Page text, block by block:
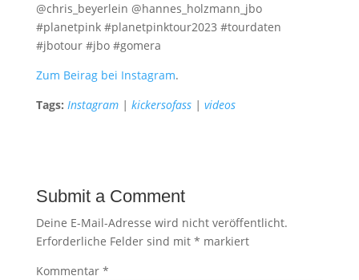
@chris_beyerlein @hannes_holzmann_jbo
#planetpink #planetpinktour2023 #tourdaten
#jbotour #jbo #gomera
Zum Beirag bei Instagram.
Tags: Instagram| kickersofass| videos
Submit a Comment
Deine E-Mail-Adresse wird nicht veröffentlicht.
Erforderliche Felder sind mit * markiert
Kommentar *